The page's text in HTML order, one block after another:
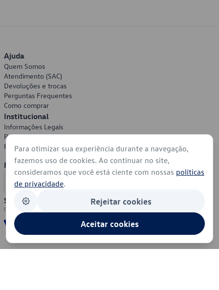
Ajuda
Quem Somos
Atendimento (SAC)
Devoluções e trocas
Perguntas Frequentes
Como comprar
Institucional
Informações Legais
Política de Privacidade
Política de Cookies
Formas de Pagamento
Segurança
Para otimizar sua experiência durante a navegação,
fazemos uso de cookies. Ao continuar no site,
consideramos que você está ciente com nossas políticas
de privacidade.
Rejeitar cookies
Aceitar cookies